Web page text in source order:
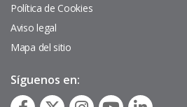
página
Política de Cookies
Aviso legal
Mapa del sitio
Síguenos en: